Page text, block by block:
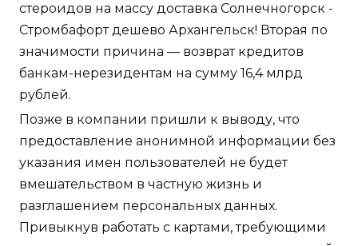
стероидов на массу доставка Солнечногорск -
Стромбафорт дешево Архангельск! Вторая по
значимости причина — возврат кредитов
банкам-нерезидентам на сумму 16,4 млрд
рублей.
Позже в компании пришли к выводу, что
предоставление анонимной информации без
указания имен пользователей не будет
вмешательством в частную жизнь и
разглашением персональных данных.
Привыкнув работать с картами, требующими